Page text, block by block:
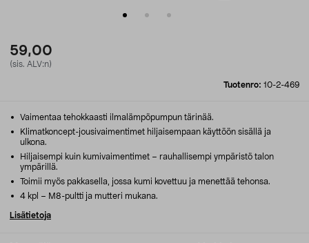
59,00
(sis. ALV:n)
Tuotenro: 10-2-469
Vaimentaa tehokkaasti ilmalämpöpumpun tärinää.
Klimatkoncept-jousivaimentimet hiljaisempaan käyttöön sisällä ja
ulkona.
Hiljaisempi kuin kumivaimentimet – rauhallisempi ympäristö talon
ympärillä.
Toimii myös pakkasella, jossa kumi kovettuu ja menettää tehonsa.
4 kpl – M8-pultti ja mutteri mukana.
Lisätietoja